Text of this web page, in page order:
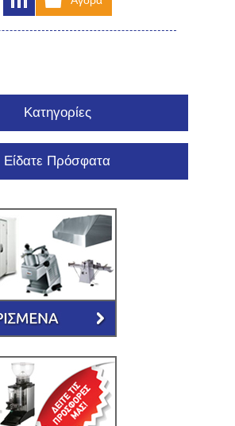
Κατηγορίες
Είδατε Πρόσφατα